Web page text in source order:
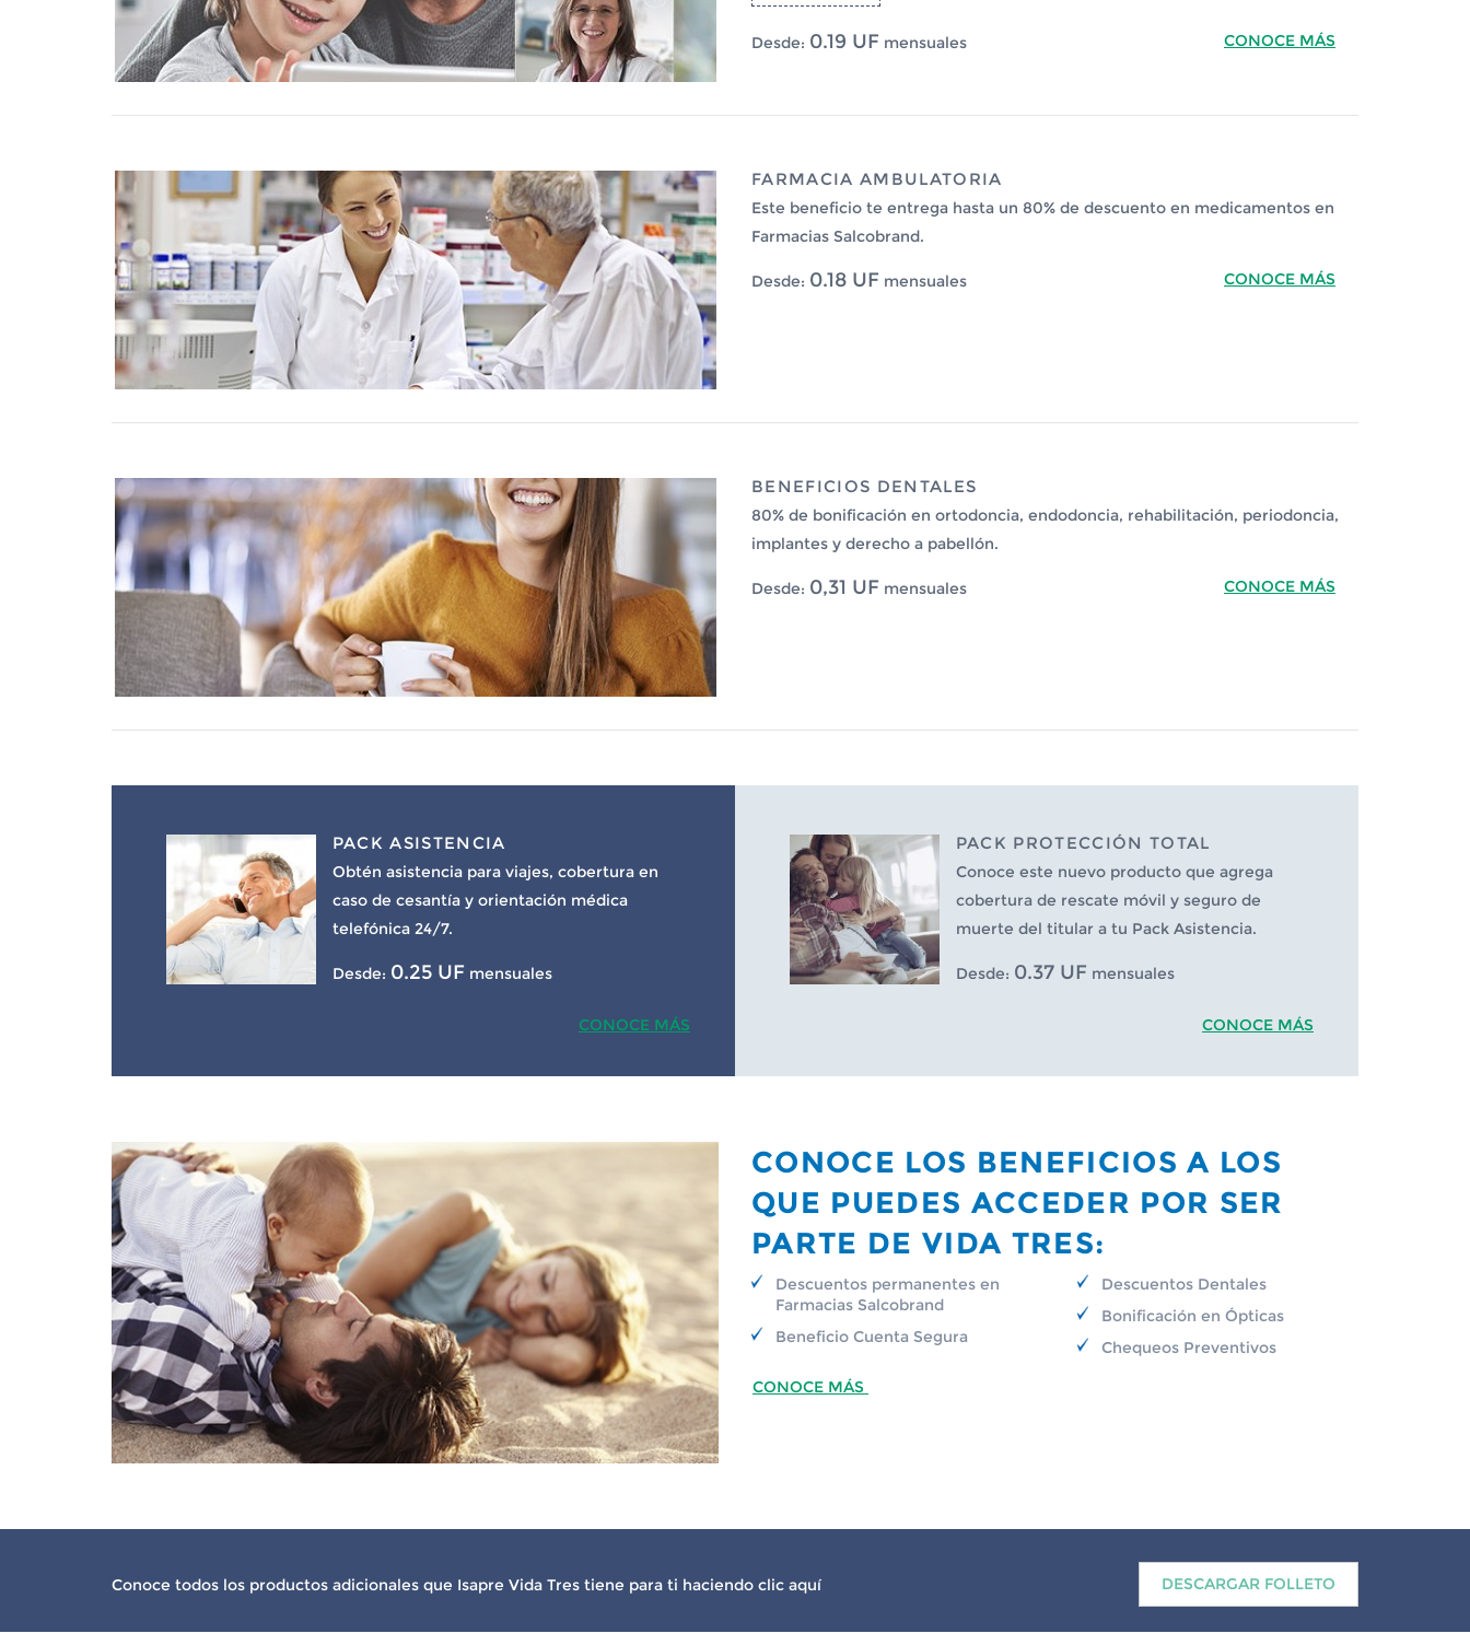
Desde: 0.19 UF mensuales CONOCE MÁS
FARMACIA AMBULATORIA
Este beneficio te entrega hasta un 80% de descuento en medicamentos en
Farmacias Salcobrand.
Desde: 0.18 UF mensuales CONOCE MÁS
BENEFICIOS DENTALES
80% de bonificación en ortodoncia, endodoncia, rehabilitación, periodoncia,
implantes y derecho a pabellón.
Desde: 0,31 UF mensuales CONOCE MÁS
PACK ASISTENCIA
Obtén asistencia para viajes, cobertura en
caso de cesantía y orientación médica
telefónica 24/7.
Desde: 0.25 UF mensuales
CONOCE MÁS
PACK PROTECCIÓN TOTAL
Conoce este nuevo producto que agrega
cobertura de rescate móvil y seguro de
muerte del titular a tu Pack Asistencia.
Desde: 0.37 UF mensuales
CONOCE MÁS
CONOCE LOS BENEFICIOS A LOS
QUE PUEDES ACCEDER POR SER
PARTE DE VIDA TRES:
Descuentos permanentes en
Farmacias Salcobrand
Beneficio Cuenta Segura
Descuentos Dentales
Bonificación en Ópticas
Chequeos Preventivos
CONOCE MÁS
DESCARGAR FOLLETO
Conoce todos los productos adicionales que Isapre Vida Tres tiene para ti haciendo clic aquí